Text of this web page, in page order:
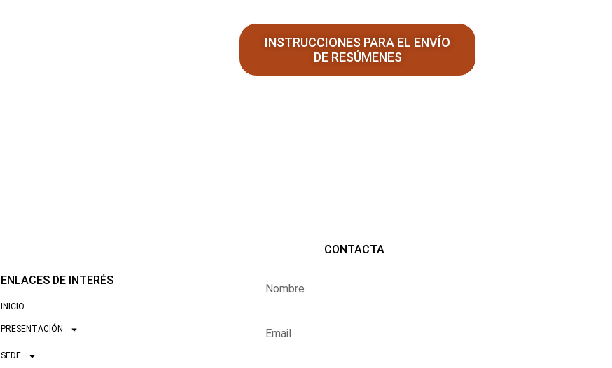
INSTRUCCIONES PARA EL ENVÍO
DE RESÚMENES
ENLACES DE INTERÉS
INICIO
PRESENTACIÓN
SEDE
CONTACTA